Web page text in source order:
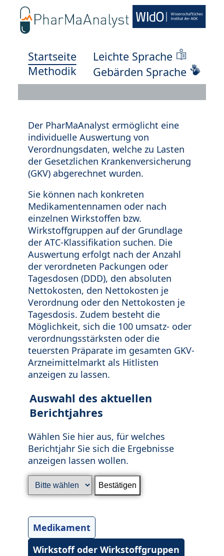
Startseite
Methodik
Leichte Sprache
Gebärden Sprache
Der PharMaAnalyst ermöglicht eine
individuelle Auswertung von
Verordnungsdaten, welche zu Lasten
der Gesetzlichen Krankenversicherung
(GKV) abgerechnet wurden.
Sie können nach konkreten
Medikamentennamen oder nach
einzelnen Wirkstoffen bzw.
Wirkstoffgruppen auf der Grundlage
der ATC-Klassifikation suchen. Die
Auswertung erfolgt nach der Anzahl
der verordneten Packungen oder
Tagesdosen (DDD), den absoluten
Nettokosten, den Nettokosten je
Verordnung oder den Nettokosten je
Tagesdosis. Zudem besteht die
Möglichkeit, sich die 100 umsatz- oder
verordnungsstärksten oder die
teuersten Präparate im gesamten GKV-
Arzneimittelmarkt als Hitlisten
anzeigen zu lassen.
Auswahl des aktuellen
Berichtjahres
Wählen Sie hier aus, für welches
Berichtjahr Sie sich die Ergebnisse
anzeigen lassen wollen.
Medikament
Wirkstoff oder Wirkstoffgruppen